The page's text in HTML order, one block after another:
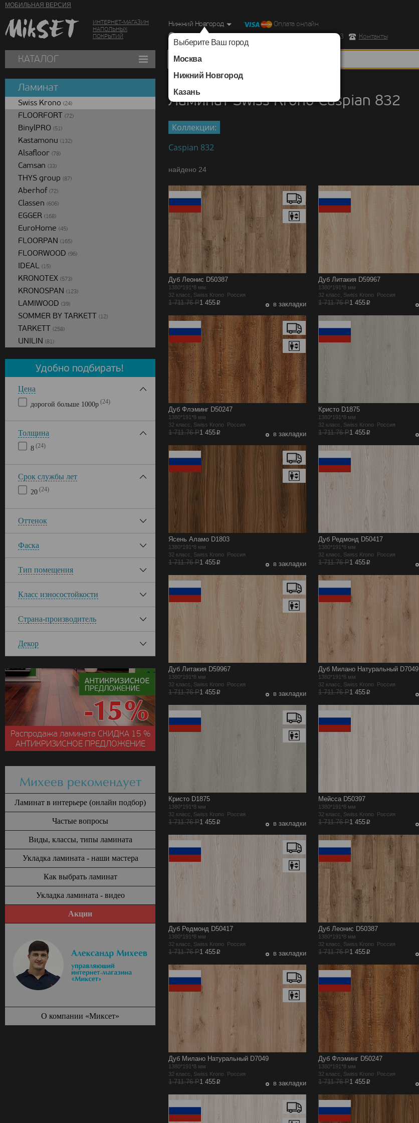
МОБИЛЬНАЯ ВЕРСИЯ
ИНТЕРНЕТ-МАГАЗИН
НАПОЛЬНЫХ
ПОКРЫТИЙ
Нижний Новгород
Выберите Ваш город
Москва
Нижний Новгород
Казань
Оплата онлайн
г. Нижний Новгород, Ул. Республиканская д.43 корпус 3
Контакты
КАТАЛОГ
Ламинат Swiss Krono Caspian 832
Коллекции:
Caspian 832
найдено 24
Дуб Леонис D50387
1380*191*8 мм
32 класс, Swiss Krono Россия
1 711.76 Р1 455p в закладки
Дуб Литакия D59967
1380*191*8 мм
32 класс, Swiss Krono Россия
1 711.76 Р1 455p
Дуб Флэминг D50247
1380*191*8 мм
32 класс, Swiss Krono Россия
1 711.76 Р1 455p в закладки
Кристо D1875
1380*191*8 мм
32 класс, Swiss Krono Россия
1 711.76 Р1 455p
Ясень Аламо D1803
1380*191*8 мм
32 класс, Swiss Krono Россия
1 711.76 Р1 455p в закладки
Дуб Редмонд D50417
1380*191*8 мм
32 класс, Swiss Krono Россия
1 711.76 Р1 455p
Дуб Литакия D59967
1380*191*8 мм
32 класс, Swiss Krono Россия
1 711.76 Р1 455p в закладки
Дуб Милано Натуральный D7049
1380*191*8 мм
32 класс, Swiss Krono Россия
1 711.76 Р1 455p
Кристо D1875
1380*191*8 мм
32 класс, Swiss Krono Россия
1 711.76 Р1 455p в закладки
Мейсса D50397
1380*191*8 мм
32 класс, Swiss Krono Россия
1 711.76 Р1 455p
Дуб Редмонд D50417
1380*191*8 мм
32 класс, Swiss Krono Россия
1 711.76 Р1 455p в закладки
Дуб Леонис D50387
1380*191*8 мм
32 класс, Swiss Krono Россия
1 711.76 Р1 455p
Дуб Милано Натуральный D7049
1380*191*8 мм
32 класс, Swiss Krono Россия
1 711.76 Р1 455p в закладки
Дуб Флэминг D50247
1380*191*8 мм
32 класс, Swiss Krono Россия
1 711.76 Р1 455p
Ламинат
Swiss Krono (24)
FLOORFORT (72)
BinylPRO (51)
Kastamonu (132)
Alsafloor (78)
Camsan (33)
THYS group (87)
Aberhof (72)
Classen (606)
EGGER (168)
EuroHome (45)
FLOORPAN (165)
FLOORWOOD (96)
IDEAL (15)
KRONOTEX (573)
KRONOSPAN (123)
LAMIWOOD (39)
SOMMER BY TARKETT (12)
TARKETT (258)
UNILIN (81)
Цена
дорогой больше 1000р (24)
Толщина
8 (24)
Срок службы лет
20 (24)
Оттенок
Фаска
Тип помещения
Класс износостойкости
Страна-производитель
Декор
Распродажа ламината СКИДКА 15 %
АНТИКРИЗИСНОЕ ПРЕДЛОЖЕНИЕ
Михеев рекомендует
Ламинат в интерьере (онлайн подбор)
Частые вопросы
Виды, классы, типы ламината
Укладка ламината - наши мастера
Как выбрать ламинат
Укладка ламината - видео
Акции
О компании «Миксет»